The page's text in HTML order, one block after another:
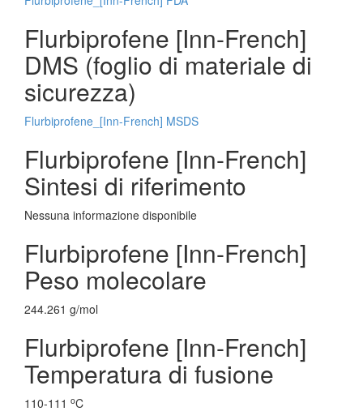
Flurbiprofene [Inn-French]
DMS (foglio di materiale di
sicurezza)
Flurbiprofene_[Inn-French] MSDS
Flurbiprofene [Inn-French]
Sintesi di riferimento
Nessuna informazione disponibile
Flurbiprofene [Inn-French]
Peso molecolare
244.261 g/mol
Flurbiprofene [Inn-French]
Temperatura di fusione
110-111 oC